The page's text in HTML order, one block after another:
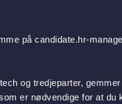
på candidate.hr-
og tredjeparter,
er nødvendige for at du